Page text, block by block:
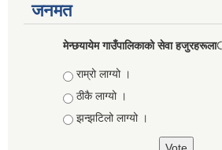
जनमत
मेन्छयायेम गाउँपालिकाको सेवा
Choices
राम्रो लाग्यो ।
ठीकै लाग्यो ।
झन्झटिलो लाग्यो ।